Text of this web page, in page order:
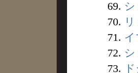
69.
70.
71.
72.
73.